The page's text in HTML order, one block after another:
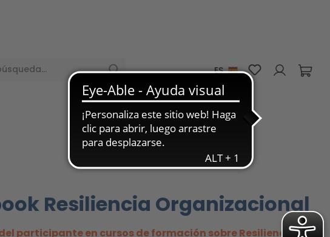
ES Tienes 0
Resiliencia Organizacional
participante en cursos de formación sobre Resiliencia